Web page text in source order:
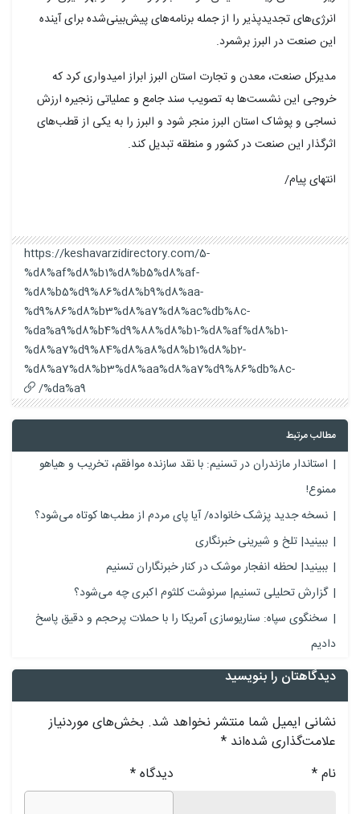
انرژی‌های تجدیدپذیر را از جمله برنامه‌های پیش‌بینی‌شده برای آینده
این صنعت در البرز برشمرد.
مدیرکل صنعت، معدن و تجارت استان البرز ابراز امیدواری کرد که
خروجی این نشست‌ها به تصویب سند جامع و عملیاتی زنجیره ارزش
نساجی و پوشاک استان البرز منجر شود و البرز را به یکی از قطب‌های
اثرگذار این صنعت در کشور و منطقه تبدیل کند.
انتهای پیام/
https://keshavarzidirectory.com/5-
%d8%af%d8%b1%d8%b5%d8%af-
%d8%b5%d9%86%d8%b9%d8%aa-
%d9%86%d8%b3%d8%a7%d8%ac%db%8c-
%da%a9%d8%b4%d9%88%d8%b1-%d8%af%d8%b1-
%d8%a7%d9%84%d8%a8%d8%b1%d8%b2-
%d8%a7%d8%b3%d8%aa%d8%a7%d9%86%db%8c-
%da%a9/
مطالب مرتبط
استاندار مازندران در تسنیم: با نقد سازنده موافقم، تخریب و هیاهو
ممنوع!
نسخه جدید پزشک خانواده/ آیا پای مردم از مطب‌ها‌ کوتاه می‌شود؟
ببینید| تلخ و شیرینی خبرنگاری
ببینید| لحظه انفجار موشک‌ در کنار خبرنگاران تسنیم
گزارش تحلیلی تسنیم| سرنوشت کلثوم اکبری چه می‌شود؟
سخنگوی سپاه: سناریوسازی آمریکا را با حملات پرحجم‌‌ و دقیق‌ پاسخ
دادیم
دیدگاهتان را بنویسید
نشانی ایمیل شما منتشر نخواهد شد. بخش‌های موردنیاز
علامت‌گذاری شده‌اند *
دیدگاه* نام*